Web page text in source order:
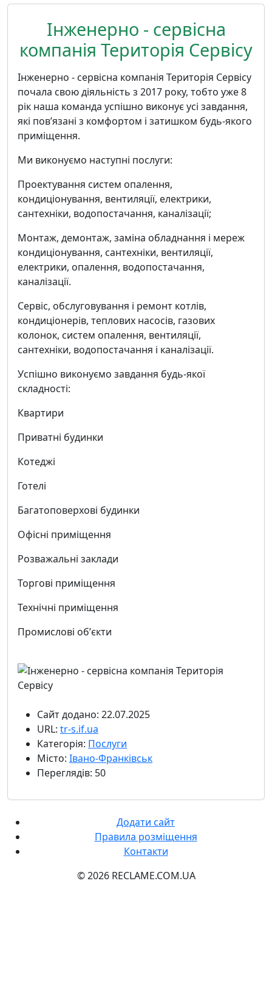
Інженерно - сервісна
компанія Територія Сервісу
Інженерно - сервісна компанія Територія Сервісу
почала свою діяльність з 2017 року, тобто уже 8
рік наша команда успішно виконує усі завдання,
які повʼязані з комфортом і затишком будь-якого
приміщення.
Ми виконуємо наступні послуги:
Проектування систем опалення,
кондиціонування, вентиляції, електрики,
сантехніки, водопостачання, каналізації;
Монтаж, демонтаж, заміна обладнання і мереж
кондиціонування, сантехніки, вентиляції,
електрики, опалення, водопостачання,
каналізації.
Сервіс, обслуговування і ремонт котлів,
кондиціонерів, теплових насосів, газових
колонок, систем опалення, вентиляції,
сантехніки, водопостачання і каналізації.
Успішно виконуємо завдання будь-якої
складності:
Квартири
Приватні будинки
Котеджі
Готелі
Багатоповерхові будинки
Офісні приміщення
Розважальні заклади
Торгові приміщення
Технічні приміщення
Промислові обʼєкти
Сайт додано: 22.07.2025
URL: tr-s.if.ua
Категорія: Послуги
Місто: Івано-Франківськ
Переглядів: 50
Додати сайт
Правила розміщення
Контакти
© 2026 RECLAME.COM.UA